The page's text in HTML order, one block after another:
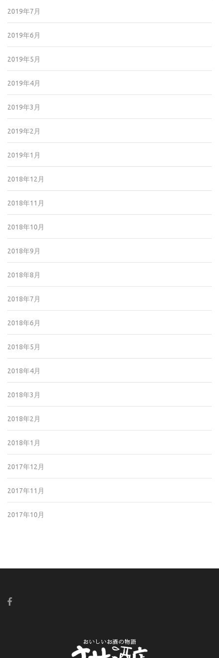
2019年7月
2019年6月
2019年5月
2019年4月
2019年3月
2019年2月
2019年1月
2018年12月
2018年11月
2018年10月
2018年9月
2018年8月
2018年7月
2018年6月
2018年5月
2018年4月
2018年3月
2018年2月
2018年1月
2017年12月
2017年11月
2017年10月